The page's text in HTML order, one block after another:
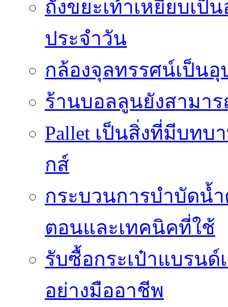
ถังขยะเท้าเหยียบเ
ประจำวัน
กล้องจุลทรรศน์เป็น
ร้านบอลลูนยังสามาร
Pallet เป็นสิ่งที่มีบท
กส์
กระบวนการบำบัดน้
ตอนและเทคนิคที่ใช้
รับซื้อกระเป๋าแบรนด์
อย่างมืออาชีพ